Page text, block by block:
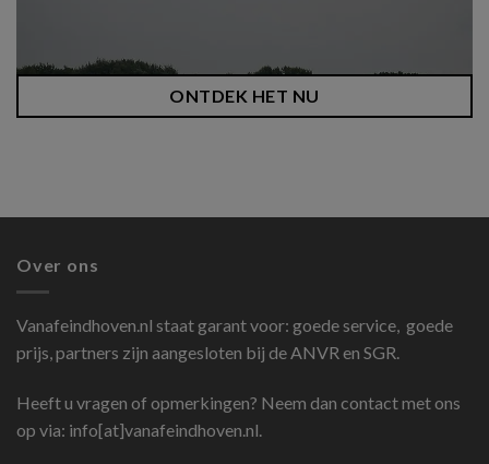
ONTDEK HET NU
Over ons
Vanafeindhoven.nl staat garant voor: goede service, goede
prijs, partners zijn aangesloten bij de ANVR en SGR.
Heeft u vragen of opmerkingen? Neem dan contact met ons
op via: info[at]vanafeindhoven.nl.